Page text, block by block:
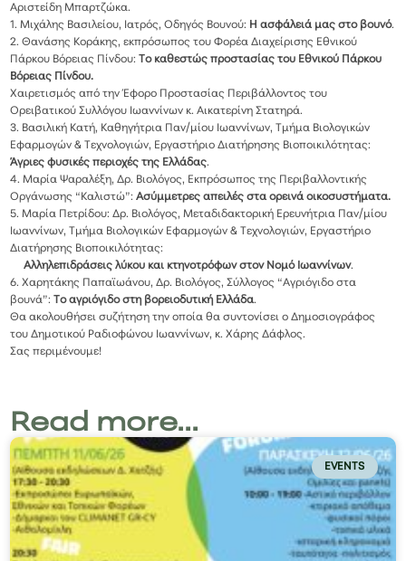
Αριστείδη Μπαρτζώκα.
1. Μιχάλης Βασιλείου, Ιατρός, Οδηγός Βουνού: Η ασφάλειά μας στο βουνό.
2. Θανάσης Κοράκης, εκπρόσωπος του Φορέα Διαχείρισης Εθνικού
Πάρκου Βόρειας Πίνδου:Το καθεστώς προστασίας του Εθνικού Πάρκου
Βόρειας Πίνδου.
Χαιρετισμός από την Έφορο Προστασίας Περιβάλλοντος του
Ορειβατικού Συλλόγου Ιωαννίνων κ. Αικατερίνη Στατηρά.
3. Βασιλική Κατή, Καθηγήτρια Παν/μίου Ιωαννίνων, Τμήμα Βιολογικών
Εφαρμογών & Τεχνολογιών, Εργαστήριο Διατήρησης Βιοποικιλότητας:
Άγριες φυσικές περιοχές της Ελλάδας.
4. Μαρία Ψαραλέξη, Δρ. Βιολόγος, Εκπρόσωπος της Περιβαλλοντικής
Οργάνωσης “Καλιστώ”:Ασύμμετρες απειλές στα ορεινά οικοσυστήματα.
5. Μαρία Πετρίδου: Δρ. Βιολόγος, Μεταδιδακτορική Ερευνήτρια Παν/μίου
Ιωαννίνων, Τμήμα Βιολογικών Εφαρμογών & Τεχνολογιών, Εργαστήριο
Διατήρησης Βιοποικιλότητας:
Αλληλεπιδράσεις λύκου και κτηνοτρόφων στον Νομό Ιωαννίνων.
6. Χαρητάκης Παπαϊωάνου, Δρ. Βιολόγος, Σύλλογος “Αγριόγιδο στα
βουνά”:Το αγριόγιδο στη βορειοδυτική Ελλάδα.
Θα ακολουθήσει συζήτηση την οποία θα συντονίσει ο Δημοσιογράφος
του Δημοτικού Ραδιοφώνου Ιωαννίνων, κ. Χάρης Δάφλος.
Σας περιμένουμε!
Read more...
EVENTS